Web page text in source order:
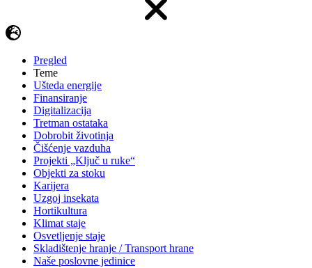
Pregled
Teme
Ušteda energije
Finansiranje
Digitalizacija
Tretman ostataka
Dobrobit životinja
Čišćenje vazduha
Projekti „Ključ u ruke“
Objekti za stoku
Karijera
Uzgoj insekata
Hortikultura
Klimat staje
Osvetljenje staje
Skladištenje hranje / Transport hrane
Naše poslovne jedinice